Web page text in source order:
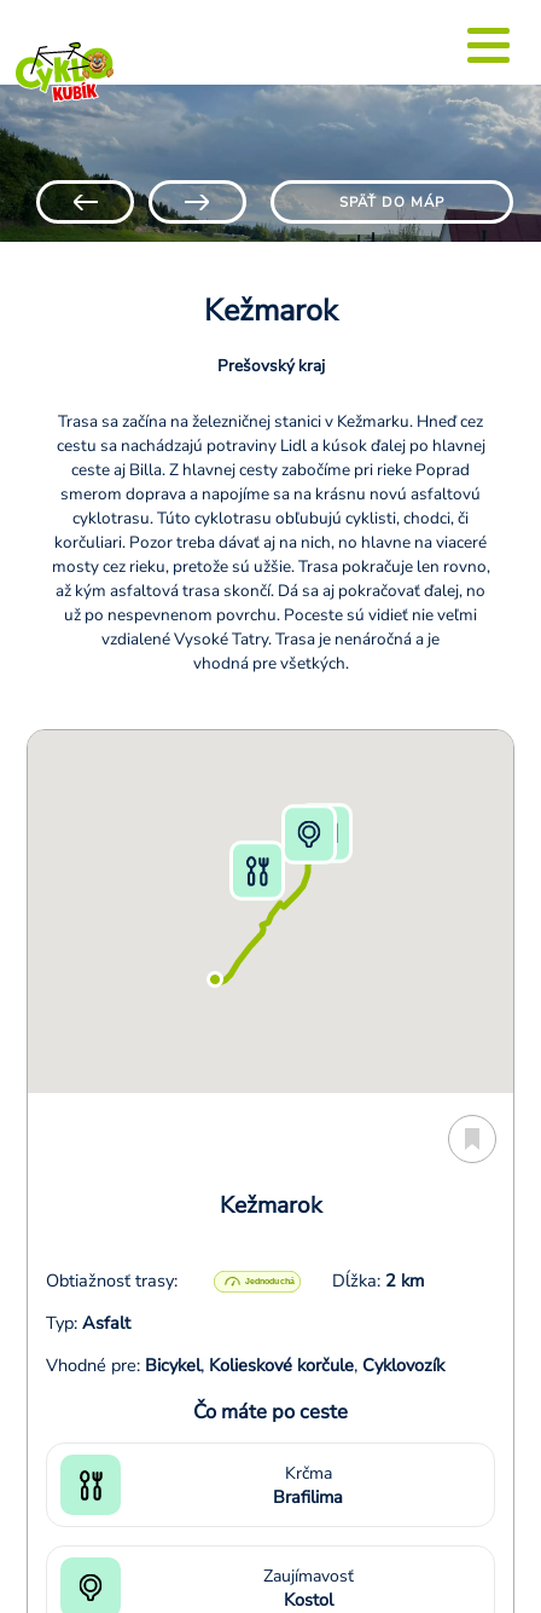
SPÄŤ DO MÁP
Kežmarok
Prešovský kraj
Trasa sa začína na železničnej stanici v Kežmarku. Hneď cez
cestu sa nachádzajú potraviny Lidl a kúsok ďalej po hlavnej
ceste aj Billa. Z hlavnej cesty zabočíme pri rieke Poprad
smerom doprava a napojíme sa na krásnu novú asfaltovú
cyklotrasu. Túto cyklotrasu obľubujú cyklisti, chodci, či
korčuliari. Pozor treba dávať aj na nich, no hlavne na viaceré
mosty cez rieku, pretože sú užšie. Trasa pokračuje len rovno,
až kým asfaltová trasa skončí. Dá sa aj pokračovať ďalej, no
už po nespevnenom povrchu. Poceste sú vidieť nie veľmi
vzdialené Vysoké Tatry. Trasa je nenáročná a je
vhodná pre všetkých.
Kežmarok
Obtiažnosť trasy: Dĺžka: 2 km
Typ: Asfalt
Vhodné pre: Bicykel, Kolieskové korčule, Cyklovozík
Čo máte po ceste
Krčma
Brafilima
Zaujímavosť
Kostol